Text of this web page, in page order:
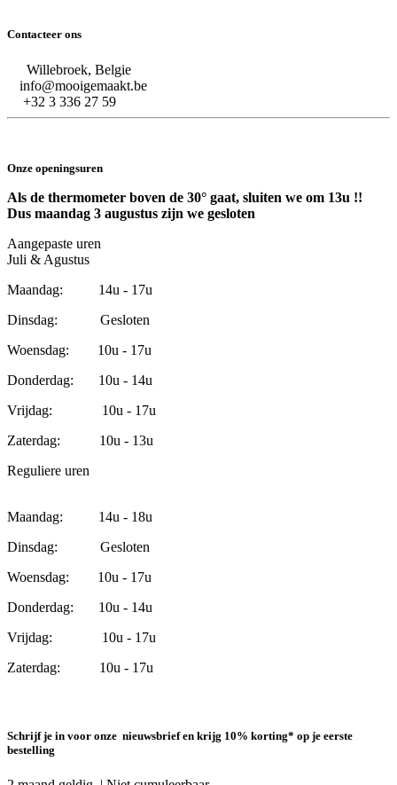
Contacteer ons
Willebroek, Belgie
info@mooigemaakt.be
+32 3 336 27 59
Onze openingsuren
Als de thermometer boven de 30° gaat, sluiten we om 13u !!
Dus maandag 3 augustus zijn we gesloten
Aangepaste uren
Juli & Agustus
Maandag: 14u - 17u
Dinsdag: Gesloten
Woensdag: 10u - 17u
Donderdag: 10u - 14u
Vrijdag: 10u - 17u
Zaterdag: 10u - 13u
Reguliere uren
Maandag: 14u - 18u
Dinsdag: Gesloten
Woensdag: 10u - 17u
Donderdag: 10u - 14u
Vrijdag: 10u - 17u
Zaterdag: 10u - 17u
Schrijf je in voor onze nieuwsbrief en krijg 10% korting* op je eerste
bestelling